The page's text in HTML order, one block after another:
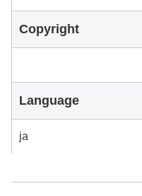
Copyright
Language
ja